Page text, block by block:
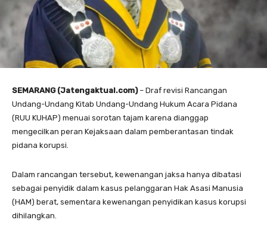
SEMARANG (Jatengaktual.com) – Draf revisi Rancangan
Undang-Undang Kitab Undang-Undang Hukum Acara Pidana
(RUU KUHAP) menuai sorotan tajam karena dianggap
mengecilkan peran Kejaksaan dalam pemberantasan tindak
pidana korupsi.
Dalam rancangan tersebut, kewenangan jaksa hanya dibatasi
sebagai penyidik dalam kasus pelanggaran Hak Asasi Manusia
(HAM) berat, sementara kewenangan penyidikan kasus korupsi
dihilangkan.